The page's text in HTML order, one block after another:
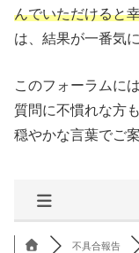
んでいただけると
は、結果が一番気
このフォーラムに
質問に不慣れな方
穏やかな言葉でご
不具合報告